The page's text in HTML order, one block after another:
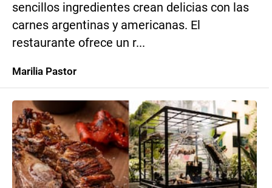
sencillos ingredientes crean delicias con las
carnes argentinas y americanas. El
restaurante ofrece un r...
Marilia Pastor